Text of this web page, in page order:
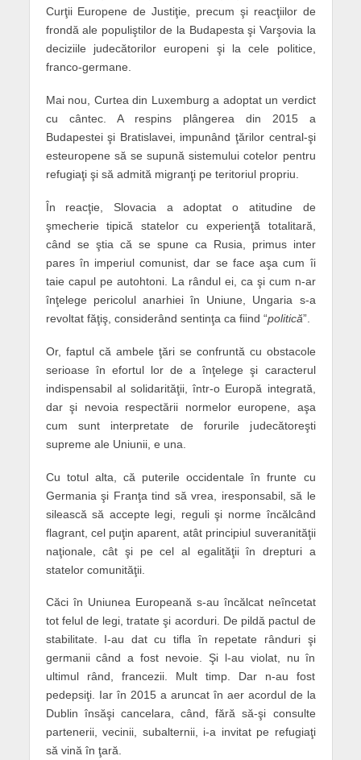
Curţii Europene de Justiţie, precum şi reacţiilor de
frondă ale populiştilor de la Budapesta şi Varşovia la
deciziile judecătorilor europeni şi la cele politice,
franco-germane.
Mai nou, Curtea din Luxemburg a adoptat un verdict
cu cântec. A respins plângerea din 2015 a
Budapestei şi Bratislavei, impunând ţărilor central-şi
esteuropene să se supună sistemului cotelor pentru
refugiaţi şi să admită migranţi pe teritoriul propriu.
În reacţie, Slovacia a adoptat o atitudine de
şmecherie tipică statelor cu experienţă totalitară,
când se ştia că se spune ca Rusia, primus inter
pares în imperiul comunist, dar se face aşa cum îi
taie capul pe autohtoni. La rândul ei, ca şi cum n-ar
înţelege pericolul anarhiei în Uniune, Ungaria s-a
revoltat făţiş, considerând sentinţa ca fiind “politică”.
Or, faptul că ambele ţări se confruntă cu obstacole
serioase în efortul lor de a înţelege şi caracterul
indispensabil al solidarităţii, într-o Europă integrată,
dar şi nevoia respectării normelor europene, aşa
cum sunt interpretate de forurile judecătoreşti
supreme ale Uniunii, e una.
Cu totul alta, că puterile occidentale în frunte cu
Germania şi Franţa tind să vrea, iresponsabil, să le
silească să accepte legi, reguli şi norme încălcând
flagrant, cel puţin aparent, atât principiul suveranităţii
naţionale, cât şi pe cel al egalităţii în drepturi a
statelor comunităţii.
Căci în Uniunea Europeană s-au încălcat neîncetat
tot felul de legi, tratate şi acorduri. De pildă pactul de
stabilitate. I-au dat cu tifla în repetate rânduri şi
germanii când a fost nevoie. Şi l-au violat, nu în
ultimul rând, francezii. Mult timp. Dar n-au fost
pedepsiţi. Iar în 2015 a aruncat în aer acordul de la
Dublin însăşi cancelara, când, fără să-şi consulte
partenerii, vecinii, subalternii, i-a invitat pe refugiaţi
să vină în ţară.